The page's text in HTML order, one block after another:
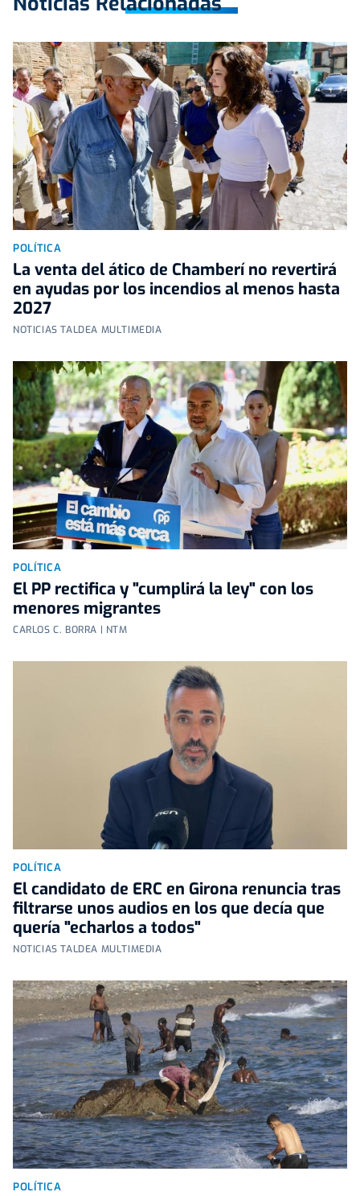
POLÍTICA
La venta del ático de Chamberí no revertirá
en ayudas por los incendios al menos hasta
2027
NOTICIAS TALDEA MULTIMEDIA
POLÍTICA
El PP rectifica y "cumplirá la ley" con los
menores migrantes
CARLOS C. BORRA | NTM
POLÍTICA
El candidato de ERC en Girona renuncia tras
filtrarse unos audios en los que decía que
quería "echarlos a todos"
NOTICIAS TALDEA MULTIMEDIA
POLÍTICA